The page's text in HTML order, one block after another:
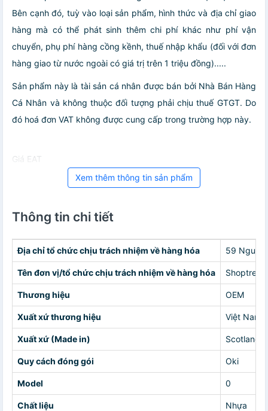
Bên cạnh đó, tuỳ vào loại sản phẩm, hình thức và địa chỉ giao
hàng mà có thể phát sinh thêm chi phí khác như phí vận
chuyển, phụ phí hàng cồng kềnh, thuế nhập khẩu (đối với đơn
hàng giao từ nước ngoài có giá trị trên 1 triệu đồng).....
Sản phẩm này là tài sản cá nhân được bán bởi Nhà Bán Hàng
Cá Nhân và không thuộc đối tượng phải chịu thuế GTGT. Do
đó hoá đơn VAT không được cung cấp trong trường hợp này.
Giá EAT
Xem thêm thông tin sản phẩm
Thông tin chi tiết
Địa chỉ tổ chức chịu trách nhiệm về hàng hóa 59
Tên đơn vị/tổ chức chịu trách nhiệm về hàng hóa
Thương hiệu OEM
Xuất xứ thương hiệu Việt Nam
Xuất xứ (Made in) Scotland /
Quy cách đóng gói Oki
Model 0
Chất liệu Nhựa